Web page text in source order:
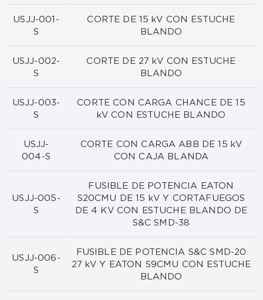
USJJ-001-
S
CORTE DE 15 kV CON ESTUCHE
BLANDO
USJJ-002-
S
CORTE DE 27 kV CON ESTUCHE
BLANDO
USJJ-003-
S
CORTE CON CARGA CHANCE DE 15
kV CON ESTUCHE BLANDO
USJJ-
004-S
CORTE CON CARGA ABB DE 15 kV
CON CAJA BLANDA
USJJ-005-
S
FUSIBLE DE POTENCIA EATON
S20CMU DE 15 kV Y CORTAFUEGOS
DE 4 KV CON ESTUCHE BLANDO DE
S&C SMD-38
USJJ-006-
S
FUSIBLE DE POTENCIA S&C SMD-20
27 kV Y EATON S9CMU CON ESTUCHE
BLANDO